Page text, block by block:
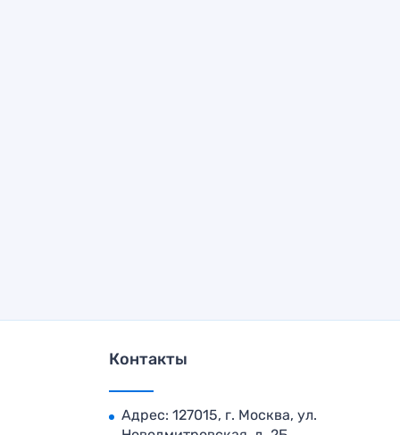
Контакты
Адрес: 127015, г. Москва, ул.